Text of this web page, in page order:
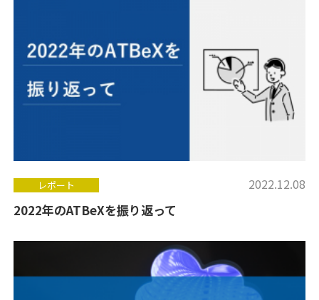
レポート 2022.12.08
2022年のATBeXを振り返って